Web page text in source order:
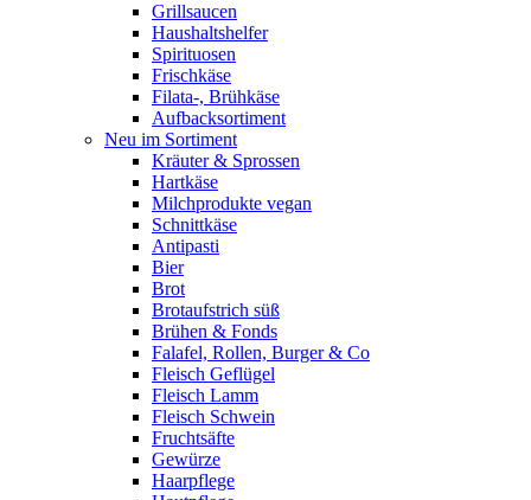
Grillsaucen
Haushaltshelfer
Spirituosen
Frischkäse
Filata-, Brühkäse
Aufbacksortiment
Neu im Sortiment
Kräuter & Sprossen
Hartkäse
Milchprodukte vegan
Schnittkäse
Antipasti
Bier
Brot
Brotaufstrich süß
Brühen & Fonds
Falafel, Rollen, Burger & Co
Fleisch Geflügel
Fleisch Lamm
Fleisch Schwein
Fruchtsäfte
Gewürze
Haarpflege